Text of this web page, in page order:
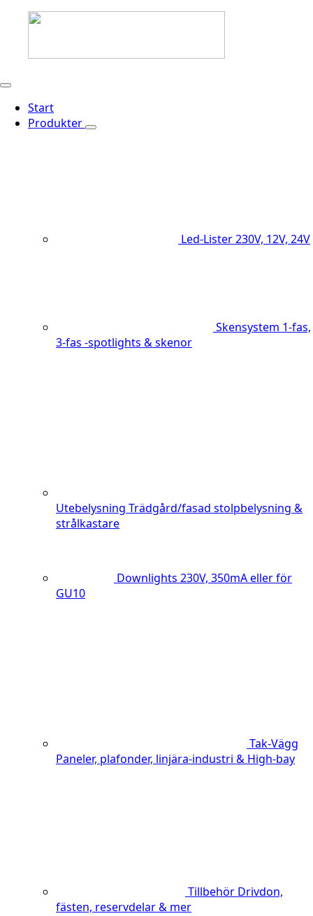
Start
Produkter
Led-Lister230V, 12V, 24V
Skensystem 1-fas,
3-fas -spotlights & skenor
Utebelysning Trädgård/fasad stolpbelysning &
strålkastare
Downlights 230V, 350mA eller för
GU10
Tak-Vägg
Paneler, plafonder, linjära-industri & High-bay
Tillbehör Drivdon,
fästen, reservdelar & mer